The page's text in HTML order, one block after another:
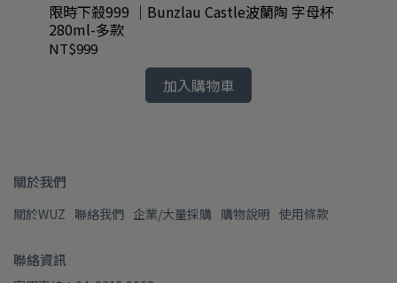
限時下殺999 ｜Bunzlau Castle波蘭陶 字母杯
280ml-多款
NT$999
加入購物車
關於我們
關於WUZ 聯絡我們 企業/大量採購 購物說明 使用條款
聯絡資訊